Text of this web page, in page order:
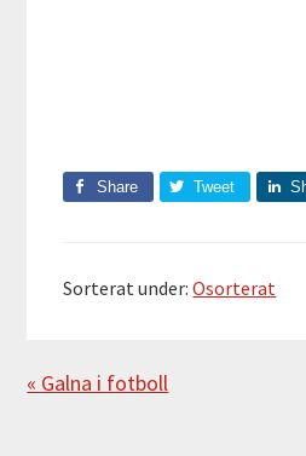
Share Tweet
Sorterat under:Osorterat
Föregående
« Galna i fotboll